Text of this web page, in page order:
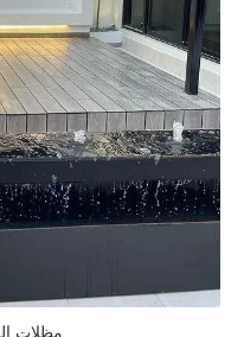
مظلات